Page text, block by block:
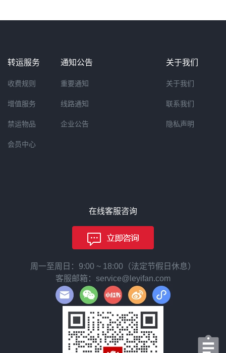
转运服务
收费规则
增值服务
禁运物品
会员中心
通知公告
重要通知
线路通知
企业公告
关于我们
关于我们
联系我们
隐私声明
在线客服咨询
周一至周日：9:00 ~ 18:00（法定节假日休息）
客服邮箱：service@leyifan.com